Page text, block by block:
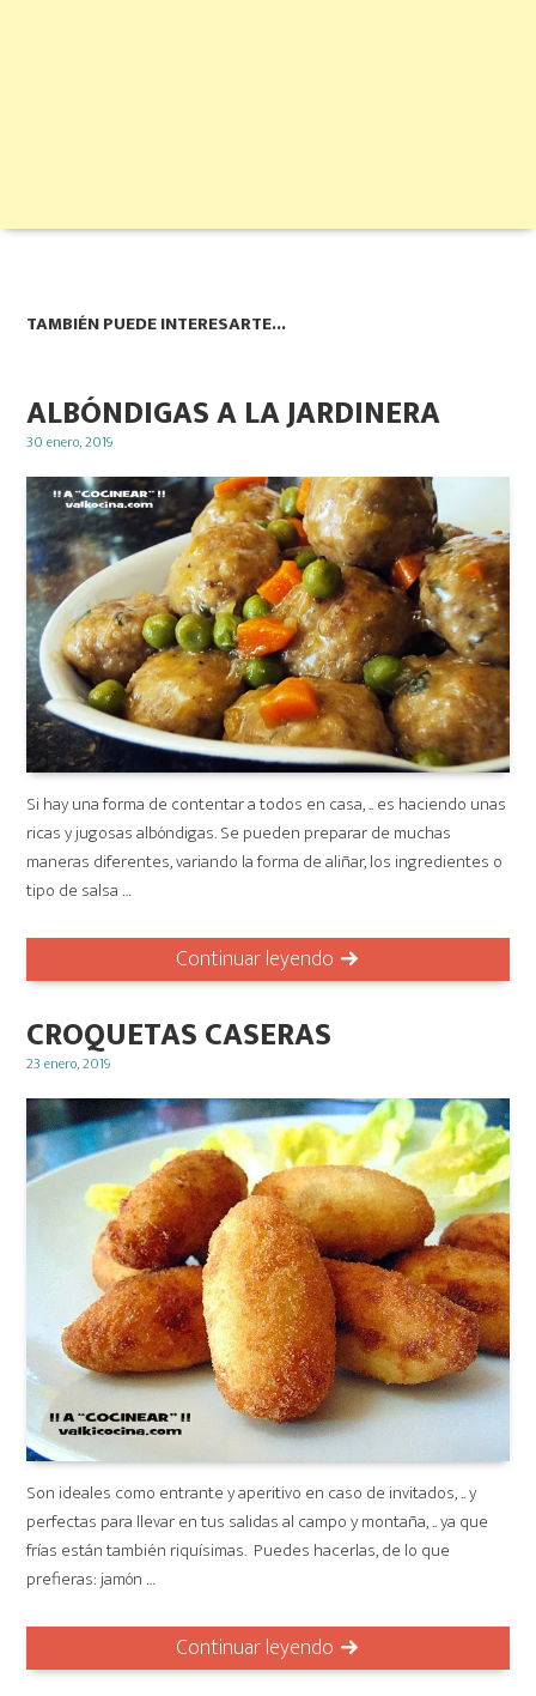
TAMBIÉN PUEDE INTERESARTE...
ALBÓNDIGAS A LA JARDINERA
Posted
30 enero, 2019
Si hay una forma de contentar a todos en casa, .. es haciendo unas
ricas y jugosas albóndigas. Se pueden preparar de muchas
maneras diferentes, variando la forma de aliñar, los ingredientes o
tipo de salsa …
Continuar leyendo
CROQUETAS CASERAS
Posted
23 enero, 2019
Son ideales como entrante y aperitivo en caso de invitados, .. y
perfectas para llevar en tus salidas al campo y montaña, .. ya que
frías están también riquísimas. Puedes hacerlas, de lo que
prefieras: jamón …
Continuar leyendo